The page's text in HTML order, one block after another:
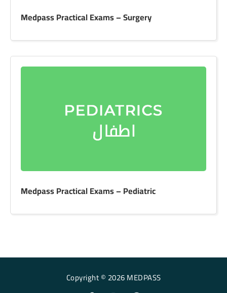
Medpass Practical Exams – Surgery
Medpass Practical Exams – Pediatric
Copyright © 2026 MEDPASS